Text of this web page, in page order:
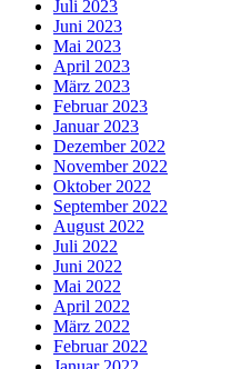
Juli 2023
Juni 2023
Mai 2023
April 2023
März 2023
Februar 2023
Januar 2023
Dezember 2022
November 2022
Oktober 2022
September 2022
August 2022
Juli 2022
Juni 2022
Mai 2022
April 2022
März 2022
Februar 2022